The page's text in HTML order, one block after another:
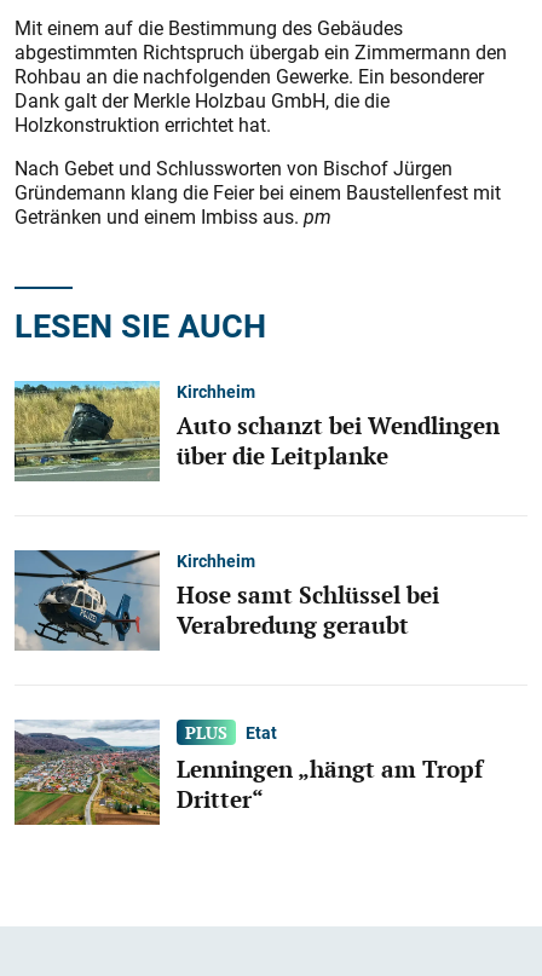
Mit einem auf die Bestimmung des Gebäudes
abgestimmten Richtspruch übergab ein Zimmermann den
Rohbau an die nachfolgenden Gewerke. Ein besonderer
Dank galt der Merkle Holzbau GmbH, die die
Holzkonstruktion errichtet hat.
Nach Gebet und Schlussworten von Bischof Jürgen
Gründemann klang die Feier bei einem Baustellenfest mit
Getränken und einem Imbiss aus. pm
LESEN SIE AUCH
Kirchheim
Auto schanzt bei Wendlingen
über die Leitplanke
Kirchheim
Hose samt Schlüssel bei
Verabredung geraubt
Etat
Lenningen „hängt am Tropf
Dritter“